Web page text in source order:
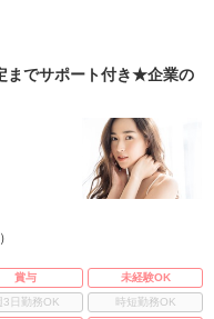
までサポート付き★企業の
賞与
未経験OK
3日勤務OK
時短勤務OK